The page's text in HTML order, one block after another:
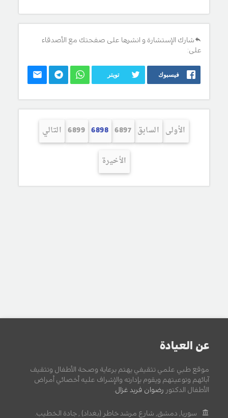
شارك الإستشارة و انشرها على صفحتك مع الأصدقاء
على:
فيسبوك تويتر
الأولى السابق 6897
6898
6899 التالي
الأخيرة
عن العيادة
موقع طبي علمي تثقيفي يهتم برعاية وصحة الأطفال وتثقيف
آبائهم وتوعيتهم ويقوم بإدارته والإشراف عليه أخصائي أمراض
الأطفال الدكتور رضوان فريد غزال.
سوريا, دمشق, شارع مرشد خاطر (بغداد) , جادة الخطيب.